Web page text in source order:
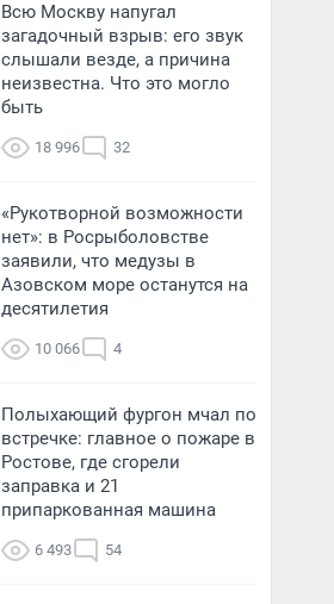
Всю Москву напугал
загадочный взрыв: его звук
слышали везде, а причина
неизвестна. Что это могло
быть
18 996 32
«Рукотворной возможности
нет»: в Росрыболовстве
заявили, что медузы в
Азовском море останутся на
десятилетия
10 066 4
Полыхающий фургон мчал по
встречке: главное о пожаре в
Ростове, где сгорели
заправка и 21
припаркованная машина
6 493 54